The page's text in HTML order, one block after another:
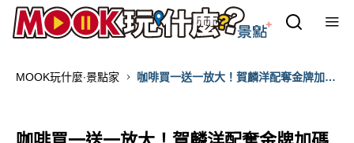
MOOK玩什麼‧景點家
咖啡買一送一放大！賀麟洋配奪金牌加碼